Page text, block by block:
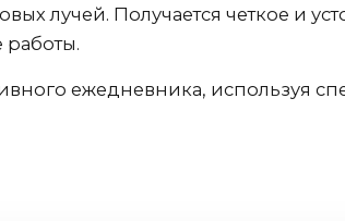
лучей. Получается четкое и
ежедневника, используя